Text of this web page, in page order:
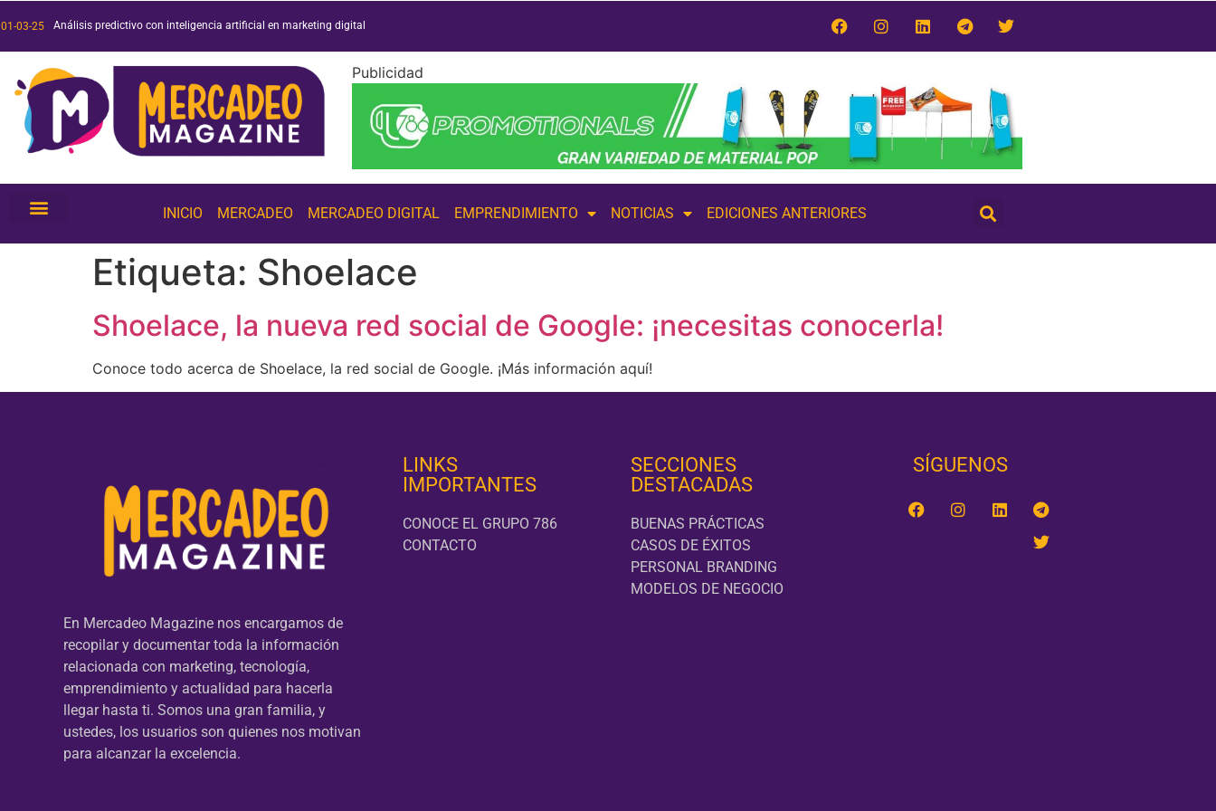
01-03-25 Análisis predictivo con inteligencia artificial en marketing digital
Duo o muerte: análisis de la exitosa campaña de Duolingo
Películas y series 2025: ¡conoce las más esperadas!
Tendencias de inteligencia artificial 2025: ¡conócelas!
Publicidad
INICIO MERCADEO MERCADEO DIGITAL EMPRENDIMIENTO NOTICIAS EDICIONES ANTERIORES
Etiqueta: Shoelace
Shoelace, la nueva red social de Google: ¡necesitas conocerla!
Conoce todo acerca de Shoelace, la red social de Google. ¡Más información aquí!
En Mercadeo Magazine nos encargamos de
recopilar y documentar toda la información
relacionada con marketing, tecnología,
emprendimiento y actualidad para hacerla
llegar hasta ti. Somos una gran familia, y
ustedes, los usuarios son quienes nos motivan
para alcanzar la excelencia.
LINKS
IMPORTANTES
CONOCE EL GRUPO 786
CONTACTO
SECCIONES
DESTACADAS
BUENAS PRÁCTICAS
CASOS DE ÉXITOS
PERSONAL BRANDING
MODELOS DE NEGOCIO
SÍGUENOS‎